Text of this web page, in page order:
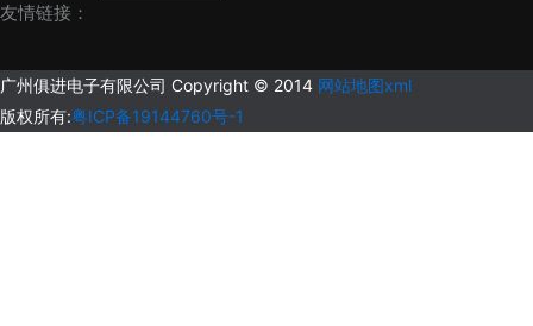
友情链接：
广州俱进电子有限公司 Copyright © 2014 网站地图xml
版权所有:粤ICP备19144760号-1